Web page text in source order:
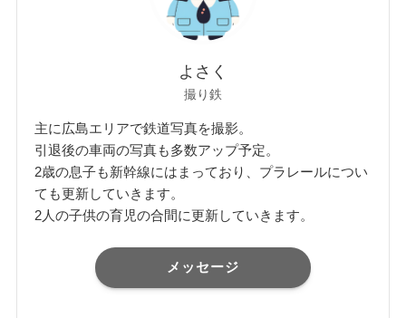
よさく
撮り鉄
主に広島エリアで鉄道写真を撮影。
引退後の車両の写真も多数アップ予定。
2歳の息子も新幹線にはまっており、プラレールについ
ても更新していきます。
2人の子供の育児の合間に更新していきます。
メッセージ